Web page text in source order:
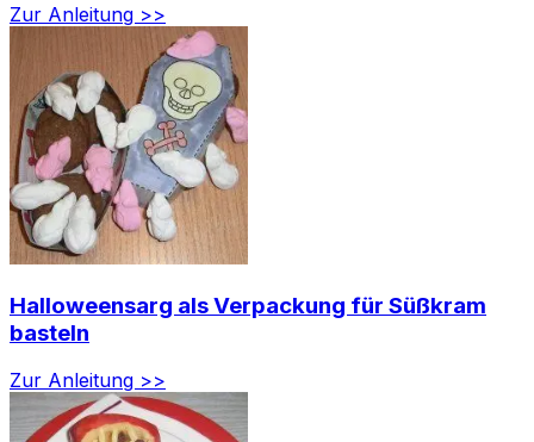
Zur Anleitung >>
Halloweensarg als Verpackung für Süßkram
basteln
Zur Anleitung >>